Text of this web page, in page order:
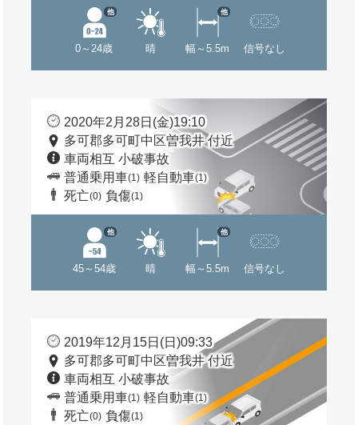
0～24歳
他
晴 幅～5.5m
他
信号なし
2020年2月28日(金)19:10
多可郡多可町中区曽我井 付近
車両相互 小破事故
普通乗用車(1) 軽自動車(1)
死亡(0) 負傷(1)
45～54歳
他
晴 幅～5.5m
他
信号なし
2019年12月15日(日)09:33
多可郡多可町中区曽我井 付近
車両相互 小破事故
普通乗用車(1) 軽自動車(1)
死亡(0) 負傷(1)